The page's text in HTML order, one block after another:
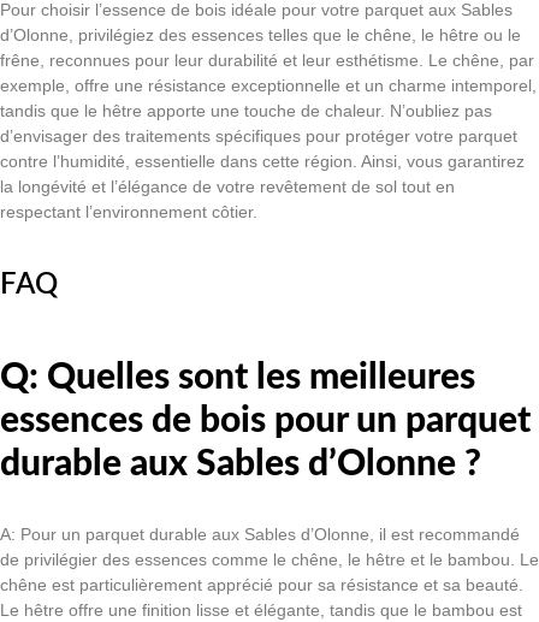
Pour choisir l’essence de bois idéale pour votre parquet aux Sables
d’Olonne, privilégiez des essences telles que le chêne, le hêtre ou le
frêne, reconnues pour leur durabilité et leur esthétisme. Le chêne, par
exemple, offre une résistance exceptionnelle et un charme intemporel,
tandis que le hêtre apporte une touche de chaleur. N’oubliez pas
d’envisager des traitements spécifiques pour protéger votre parquet
contre l’humidité, essentielle dans cette région. Ainsi, vous garantirez
la longévité et l’élégance de votre revêtement de sol tout en
respectant l’environnement côtier.
FAQ
Q: Quelles sont les meilleures
essences de bois pour un parquet
durable aux Sables d’Olonne ?
A: Pour un parquet durable aux Sables d’Olonne, il est recommandé
de privilégier des essences comme le chêne, le hêtre et le bambou. Le
chêne est particulièrement apprécié pour sa résistance et sa beauté.
Le hêtre offre une finition lisse et élégante, tandis que le bambou est